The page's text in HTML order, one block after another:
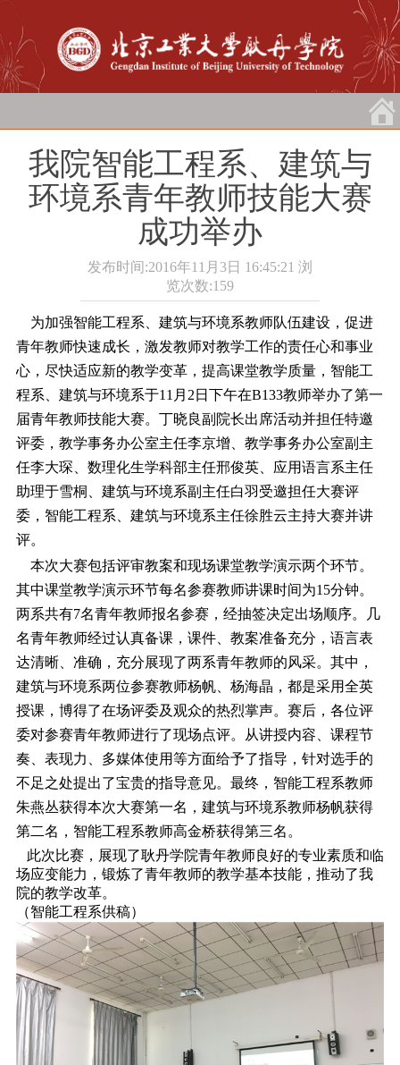
我院智能工程系、建筑与
环境系青年教师技能大赛
成功举办
发布时间:2016年11月3日 16:45:21 浏
览次数:159
为加强智能工程系、建筑与环境系教师队伍建设，促进
青年教师快速成长，激发教师对教学工作的责任心和事业
心，尽快适应新的教学变革，提高课堂教学质量，智能工
程系、建筑与环境系于11月2日下午在B133教师举办了第一
届青年教师技能大赛。丁晓良副院长出席活动并担任特邀
评委，教学事务办公室主任李京增、教学事务办公室副主
任李大琛、数理化生学科部主任邢俊英、应用语言系主任
助理于雪桐、建筑与环境系副主任白羽受邀担任大赛评
委，智能工程系、建筑与环境系主任徐胜云主持大赛并讲
评。
本次大赛包括评审教案和现场课堂教学演示两个环节。
其中课堂教学演示环节每名参赛教师讲课时间为15分钟。
两系共有7名青年教师报名参赛，经抽签决定出场顺序。几
名青年教师经过认真备课，课件、教案准备充分，语言表
达清晰、准确，充分展现了两系青年教师的风采。其中，
建筑与环境系两位参赛教师杨帆、杨海晶，都是采用全英
授课，博得了在场评委及观众的热烈掌声。赛后，各位评
委对参赛青年教师进行了现场点评。从讲授内容、课程节
奏、表现力、多媒体使用等方面给予了指导，针对选手的
不足之处提出了宝贵的指导意见。最终，智能工程系教师
朱燕丛获得本次大赛第一名，建筑与环境系教师杨帆获得
第二名，智能工程系教师高金桥获得第三名。
此次比赛，展现了耿丹学院青年教师良好的专业素质和临
场应变能力，锻炼了青年教师的教学基本技能，推动了我
院的教学改革。
（智能工程系供稿）